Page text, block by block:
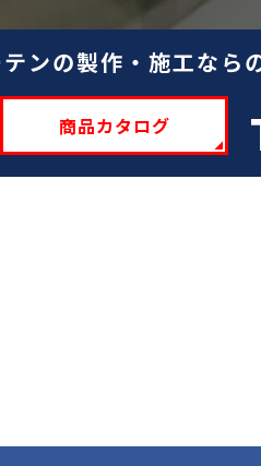
ンの製作・施工な
商品カタログ